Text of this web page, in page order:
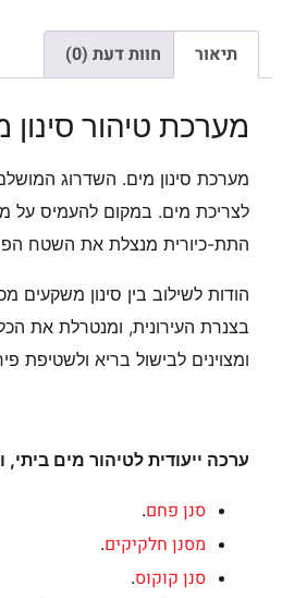
תיאור חוות דעת (0)
מערכת טיהור
מערכת סינון מים. השדרוג
לצריכת מים. במקום להעמיס על
התת-כיורית מנצלת את השטח
הודות לשילוב בין סינון
בצנרת העירונית, ומנטרלת את
ומצוינים לבישול בריא ולשטיפת
ערכה ייעודית לטיהור מים ביתי,
סנן פחם.
מסנן חלקיקים.
סנן קוקוס.